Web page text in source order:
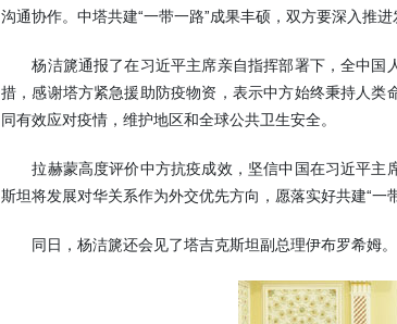
沟通协作。中塔共建“一带一路”成果丰硕，双方要深入推
杨洁篪通报了在习近平主席亲自指挥部署下，全中国
措，感谢塔方紧急援助防疫物资，表示中方始终秉持人
同有效应对疫情，维护地区和全球公共卫生安全。
拉赫蒙高度评价中方抗疫成效，坚信中国在习近平主
斯坦将发展对华关系作为外交优先方向，愿落实好共建“一
同日，杨洁篪还会见了塔吉克斯坦副总理伊布罗希姆。